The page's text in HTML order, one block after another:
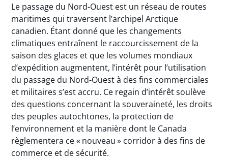
Le passage du Nord-Ouest est un réseau de routes
maritimes qui traversent l’archipel Arctique
canadien. Étant donné que les changements
climatiques entraînent le raccourcissement de la
saison des glaces et que les volumes mondiaux
d’expédition augmentent, l’intérêt pour l’utilisation
du passage du Nord-Ouest à des fins commerciales
et militaires s’est accru. Ce regain d’intérêt soulève
des questions concernant la souveraineté, les droits
des peuples autochtones, la protection de
l’environnement et la manière dont le Canada
règlementera ce « nouveau » corridor à des fins de
commerce et de sécurité.